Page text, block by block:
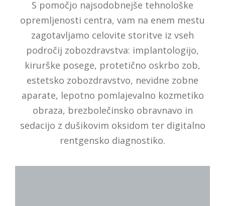
S pomočjo najsodobnejše tehnološke
opremljenosti centra, vam na enem mestu
zagotavljamo celovite storitve iz vseh
področij zobozdravstva: implantologijo,
kirurške posege, protetično oskrbo zob,
estetsko zobozdravstvo, nevidne zobne
aparate, lepotno pomlajevalno kozmetiko
obraza, brezbolečinsko obravnavo in
sedacijo z dušikovim oksidom ter digitalno
rentgensko diagnostiko.